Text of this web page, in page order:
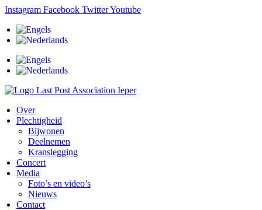
Ga
de
inhoud
Instagram Facebook TwitterYoutube
Over
Plechtigheid
Bijwonen
Deelnemen
Kranslegging
Concert
Media
Foto’s en video’s
Nieuws
Contact